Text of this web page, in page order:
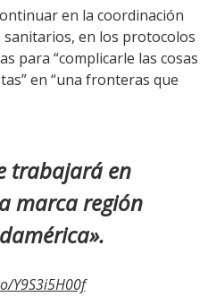
en la coordinación
en los protocolos
para “complicarle las cosas
en “una fronteras que
trabajará en
marca región
Y9S3i5H00f